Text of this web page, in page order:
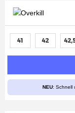
NEU: Schnell
41 42